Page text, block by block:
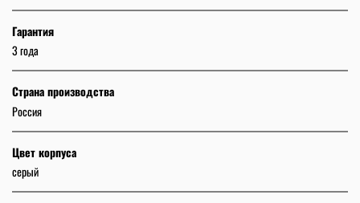
Гарантия
3 года
Страна производства
Россия
Цвет корпуса
серый